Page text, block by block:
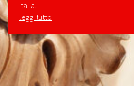
Italia.
leggi tutto